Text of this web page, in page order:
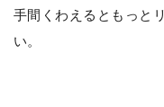
手間くわえるともっと
い。